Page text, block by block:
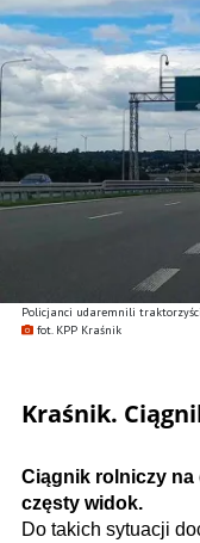
Policjanci udaremnili
fot. KPP Kraśnik
Kraśnik.
Ciągnik rolniczy
częsty widok.
Do takich sytuacji